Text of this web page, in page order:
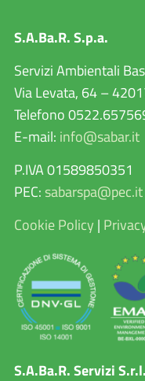
S.A.Ba.R. S.p.a.
Servizi Ambientali
Via Levata, 64 –
Telefono
E-mail: info@sabar.it
P.IVA 01589850351
PEC: sabarspa@pec.it
Cookie Policy |
S.A.Ba.R. Servizi S.r.l.